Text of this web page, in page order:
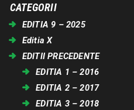
CATEGORII
EDITIA 9 – 2025
Editia X
EDITII PRECEDENTE
EDITIA 1 – 2016
EDITIA 2 – 2017
EDITIA 3 – 2018